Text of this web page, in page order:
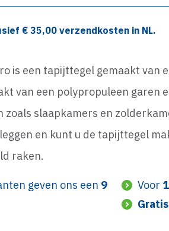
€35,00 verzendkosten in NL.
is een tapijttegel gemaakt van
van een polypropuleen garen
zoals slaapkamers en
en kunt u de tapijttegel
raken.
geven ons een 9 Voor